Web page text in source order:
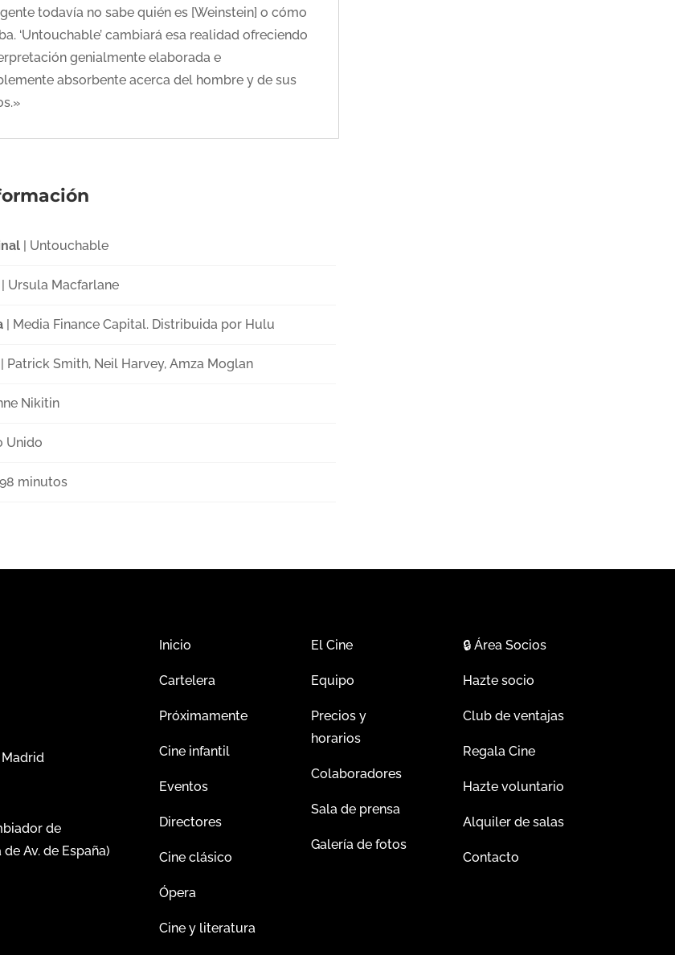
todavía no sabe quién es [Weinstein] o cómo
‘Untouchable’ cambiará esa realidad ofreciendo
genialmente elaborada e
absorbente acerca del hombre y de sus
| Untouchable
Ursula Macfarlane
| Media Finance Capital. Distribuida por Hulu
Patrick Smith, Neil Harvey, Amza Moglan
Nikitin
Unido
minutos
Madrid
de
Av. de España)
Inicio
Cartelera
Próximamente
Cine infantil
Eventos
Directores
Cine clásico
Ópera
Cine y literatura
El Cine
Equipo
Precios y
horarios
Colaboradores
Sala de prensa
Galería de fotos
🔒Área Socios
Hazte socio
Club de ventajas
Regala Cine
Hazte voluntario
Alquiler de salas
Contacto